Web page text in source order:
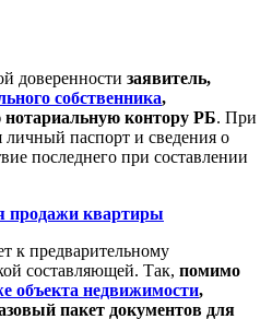
доверенности заявитель,
собственника,
контору РБ. При
личный паспорт и сведения о
последнего при составлении
продажи квартиры
к предварительному
составляющей. Так, помимо
объекта недвижимости,
пакет документов для